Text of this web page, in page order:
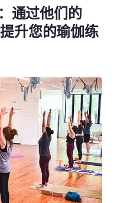
通过他们的
升您的瑜伽练